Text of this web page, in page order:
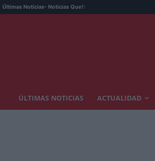
Últimas Noticias- Noticias Que!:
ÚLTIMAS NOTICIAS ACTUALIDAD